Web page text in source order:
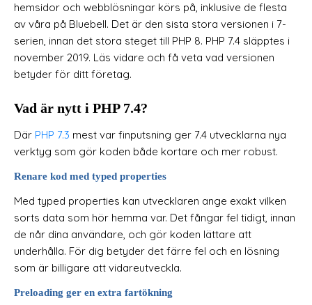
hemsidor och webblösningar körs på, inklusive de flesta
av våra på Bluebell. Det är den sista stora versionen i 7-
serien, innan det stora steget till PHP 8. PHP 7.4 släpptes i
november 2019. Läs vidare och få veta vad versionen
betyder för ditt företag.
Vad är nytt i PHP 7.4?
Där PHP 7.3 mest var finputsning ger 7.4 utvecklarna nya
verktyg som gör koden både kortare och mer robust.
Renare kod med typed properties
Med typed properties kan utvecklaren ange exakt vilken
sorts data som hör hemma var. Det fångar fel tidigt, innan
de når dina användare, och gör koden lättare att
underhålla. För dig betyder det färre fel och en lösning
som är billigare att vidareutveckla.
Preloading ger en extra fartökning